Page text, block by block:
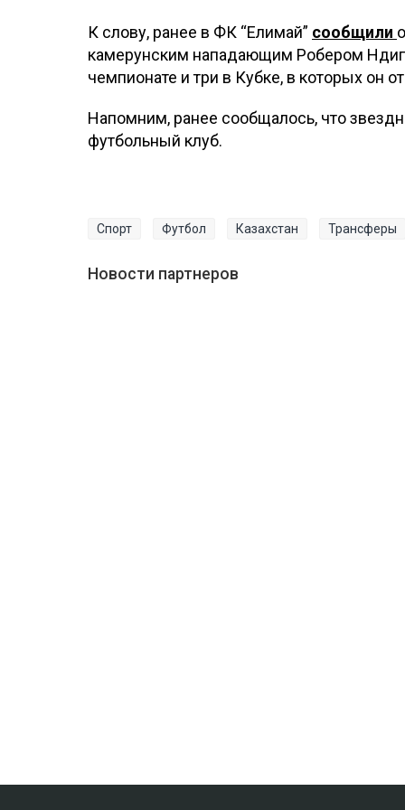
К слову, ранее в ФК “Елимай” сообщили
камерунским нападающим Робером
чемпионате и три в Кубке, в которых он
Напомним, ранее сообщалось, что
футбольный клуб.
Спорт Футбол Казахстан Трансферы
Новости партнеров